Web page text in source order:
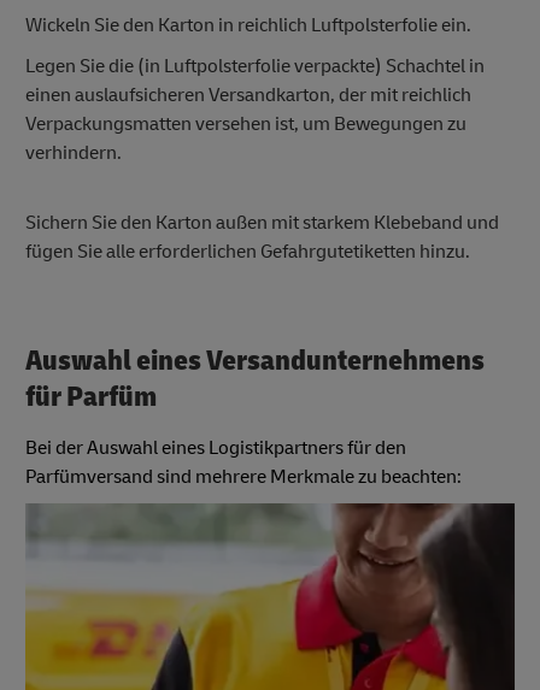
Wickeln Sie den Karton in reichlich Luftpolsterfolie ein.
Legen Sie die (in Luftpolsterfolie verpackte) Schachtel in
einen auslaufsicheren Versandkarton, der mit reichlich
Verpackungsmatten versehen ist, um Bewegungen zu
verhindern.
Sichern Sie den Karton außen mit starkem Klebeband und
fügen Sie alle erforderlichen Gefahrgutetiketten hinzu.
Auswahl eines Versandunternehmens
für Parfüm
Bei der Auswahl eines Logistikpartners für den
Parfümversand sind mehrere Merkmale zu beachten: